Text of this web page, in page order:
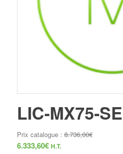
LIC-MX75-
Prix catalogue :8.736,00€
6.333,60€ H.T.